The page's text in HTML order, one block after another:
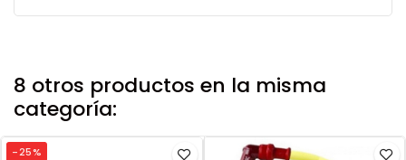
8 otros productos en la misma
categoría:
-25%